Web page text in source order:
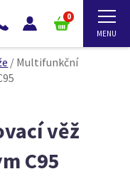
0
/ Multifunkční
věž
C95